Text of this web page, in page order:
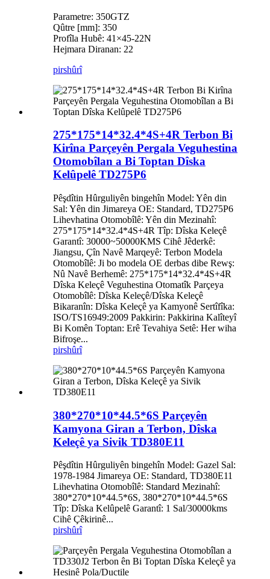
Parametre: 350GTZ
Qûtre [mm]: 350
Profîla Hubê: 41×45-22N
Hejmara Diranan: 22
pirshûrî
275*175*14*32.4*4S+4R Terbon Bi
Kirîna Parçeyên Pergala Veguhestina
Otomobîlan a Bi Toptan Dîska
Kelûpelê TD275P6
Pêşdîtin Hûrguliyên bingehîn Model: Yên din
Sal: Yên din Jimareya OE: Standard, TD275P6
Lihevhatina Otomobîlê: Yên din Mezinahî:
275*175*14*32.4*4S+4R Tîp: Dîska Keleçê
Garantî: 30000~50000KMS Cihê Jêderkê:
Jiangsu, Çîn Navê Marqeyê: Terbon Modela
Otomobîlê: Ji bo modela OE derbas dibe Rewş:
Nû Navê Berhemê: 275*175*14*32.4*4S+4R
Dîska Keleçê Veguhestina Otomatîk Parçeya
Otomobîlê: Dîska Keleçê/Dîska Keleçê
Bikaranîn: Dîska Keleçê ya Kamyonê Sertîfîka:
ISO/TS16949:2009 Pakkirin: Pakkirina Kalîteyî
Bi Komên Toptan: Erê Tevahiya Setê: Her wiha
Bifroşe...
pirshûrî
380*270*10*44.5*6S Parçeyên
Kamyona Giran a Terbon, Dîska
Keleçê ya Sivik TD380E11
Pêşdîtin Hûrguliyên bingehîn Model: Gazel Sal:
1978-1984 Jimareya OE: Standard, TD380E11
Lihevhatina Otomobîlê: Standard Mezinahî:
380*270*10*44.5*6S, 380*270*10*44.5*6S
Tîp: Dîska Kelûpelê Garantî: 1 Sal/30000kms
Cihê Çêkirinê...
pirshûrî